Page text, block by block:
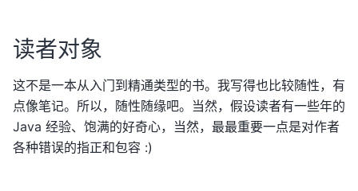
读者对象
这不是一本从入门到精通类型的书。我写得也比较随性，有
点像笔记。所以，随性随缘吧。当然，假设读者有一些年的
Java 经验、饱满的好奇心，当然，最最重要一点是对作者
各种错误的指正和包容 :)